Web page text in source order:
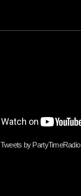
•
Tweets by PartyTimeRadio